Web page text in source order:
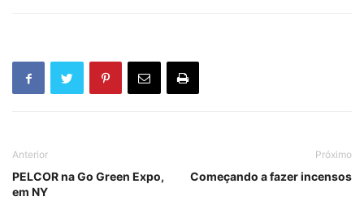
Anterior
PELCOR na Go Green Expo,
em NY
Próximo
Começando a fazer incensos